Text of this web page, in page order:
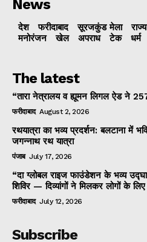
News
देश फरीदाबाद सूरजकुंड मेला राज्‍य
मनोरंजन
खेल अपराध टेक धर्म
The latest
“तारा नेत्रालय व ह्यूमन लिगल ऐड ने
फरीदाबाद August 2, 2026
रथयात्रा का भव्य प्रदर्शन: बलटाना में
जगन्नाथ रथ यात्रा
पंजाब July 17, 2026
“दा ग्लोबल राइज फाउंडेशन के भव्य
शिविर — दिव्यांगों ने मिलकर लोगों के
फरीदाबाद July 12, 2026
Subscribe